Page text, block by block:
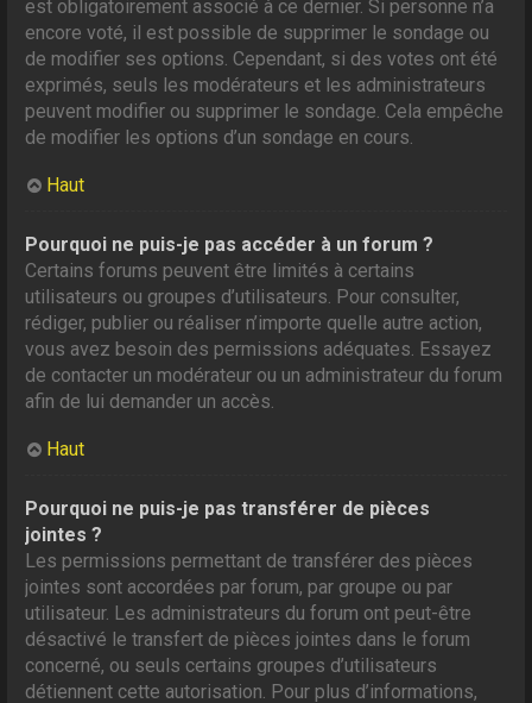
est obligatoirement associé à ce dernier. Si personne n’a
encore voté, il est possible de supprimer le sondage ou
de modifier ses options. Cependant, si des votes ont été
exprimés, seuls les modérateurs et les administrateurs
peuvent modifier ou supprimer le sondage. Cela empêche
de modifier les options d’un sondage en cours.
Haut
Pourquoi ne puis-je pas accéder à un forum ?
Certains forums peuvent être limités à certains
utilisateurs ou groupes d’utilisateurs. Pour consulter,
rédiger, publier ou réaliser n’importe quelle autre action,
vous avez besoin des permissions adéquates. Essayez
de contacter un modérateur ou un administrateur du forum
afin de lui demander un accès.
Haut
Pourquoi ne puis-je pas transférer de pièces
jointes ?
Les permissions permettant de transférer des pièces
jointes sont accordées par forum, par groupe ou par
utilisateur. Les administrateurs du forum ont peut-être
désactivé le transfert de pièces jointes dans le forum
concerné, ou seuls certains groupes d’utilisateurs
détiennent cette autorisation. Pour plus d’informations,